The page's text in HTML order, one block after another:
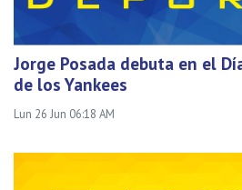
Jorge Posada debuta en el
de los Yankees
Lun 26 Jun 06:18 AM